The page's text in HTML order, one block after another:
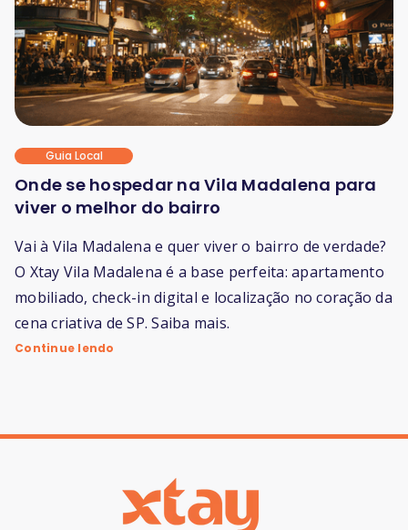
Guia Local
Onde se hospedar na Vila Madalena para
viver o melhor do bairro
Vai à Vila Madalena e quer viver o bairro de verdade?
O Xtay Vila Madalena é a base perfeita: apartamento
mobiliado, check-in digital e localização no coração da
cena criativa de SP. Saiba mais.
Continue lendo